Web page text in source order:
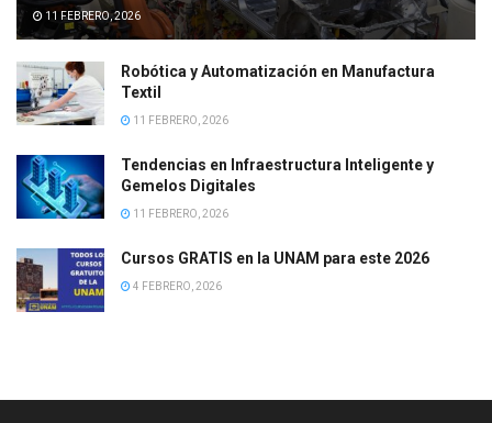
11 FEBRERO, 2026
Robótica y Automatización en Manufactura
Textil
11 FEBRERO, 2026
Tendencias en Infraestructura Inteligente y
Gemelos Digitales
11 FEBRERO, 2026
Cursos GRATIS en la UNAM para este 2026
4 FEBRERO, 2026